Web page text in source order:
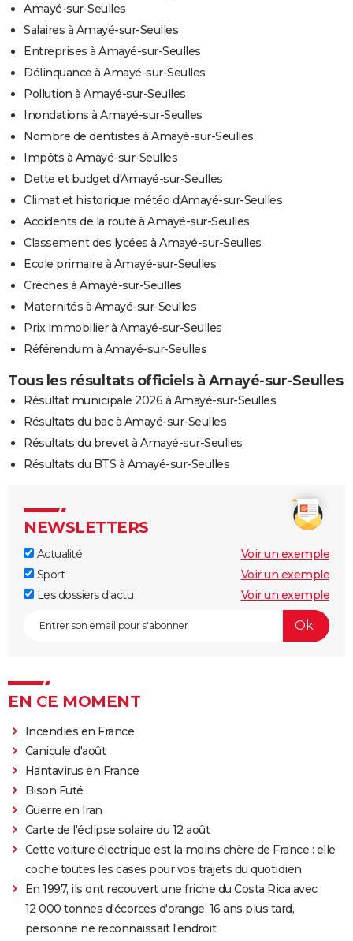
Amayé-sur-Seulles
Salaires à Amayé-sur-Seulles
Entreprises à Amayé-sur-Seulles
Délinquance à Amayé-sur-Seulles
Pollution à Amayé-sur-Seulles
Inondations à Amayé-sur-Seulles
Nombre de dentistes à Amayé-sur-Seulles
Impôts à Amayé-sur-Seulles
Dette et budget d'Amayé-sur-Seulles
Climat et historique météo d'Amayé-sur-Seulles
Accidents de la route à Amayé-sur-Seulles
Classement des lycées à Amayé-sur-Seulles
Ecole primaire à Amayé-sur-Seulles
Crèches à Amayé-sur-Seulles
Maternités à Amayé-sur-Seulles
Prix immobilier à Amayé-sur-Seulles
Référendum à Amayé-sur-Seulles
Tous les résultats officiels à Amayé-sur-Seulles
Résultat municipale 2026 à Amayé-sur-Seulles
Résultats du bac à Amayé-sur-Seulles
Résultats du brevet à Amayé-sur-Seulles
Résultats du BTS à Amayé-sur-Seulles
NEWSLETTERS
Actualité
Voir un exemple
Sport
Voir un exemple
Les dossiers d'actu
Voir un exemple
EN CE MOMENT
Incendies en France
Canicule d'août
Hantavirus en France
Bison Futé
Guerre en Iran
Carte de l'éclipse solaire du 12 août
Cette voiture électrique est la moins chère de France : elle
coche toutes les cases pour vos trajets du quotidien
En 1997, ils ont recouvert une friche du Costa Rica avec
12 000 tonnes d'écorces d'orange. 16 ans plus tard,
personne ne reconnaissait l'endroit